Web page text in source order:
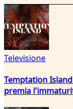
Televisione
Temptation
premia